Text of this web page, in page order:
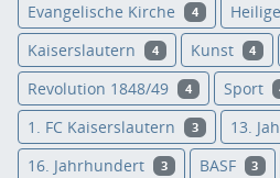
Evangelische Kirche 4
Kaiserslautern 4 Kunst 4
Revolution 1848/49 4 Sport
1. FC Kaiserslautern 3 13.
16. Jahrhundert 3 BASF 3